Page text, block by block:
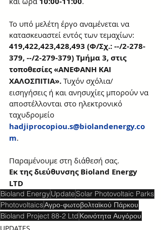
Το υπό μελέτη έργο αναμένεται να
κατασκευαστεί εντός των τεμαχίων:
419,422,423,428,493 (Φ/Σχ.: --/2-278-
379, --/2-279-379) Τμήμα 3, στις
τοποθεσίες «ΑΝΕΦΑΝΗ ΚΑΙ
ΧΑΛΟΣΠΙΤΙΑ». Τυχόν σχόλια/
εισηγήσεις ή και ανησυχίες μπορούν να
αποστέλλονται στο ηλεκτρονικό
ταχυδρομείο
hadjiprocopiou.s@biolandenergy.co
m.
Παραμένουμε στη διάθεσή σας.
Εκ της διεύθυνσης Bioland Energy
LTD
Bioland EnergyUpdateSolar Photovoltaic Parks
PhotovoltaicsΑγρο-φωτοβολταϊκού Πάρκου
Bioland Project 88-2 Ltd Κοινότητα Αυγόρου